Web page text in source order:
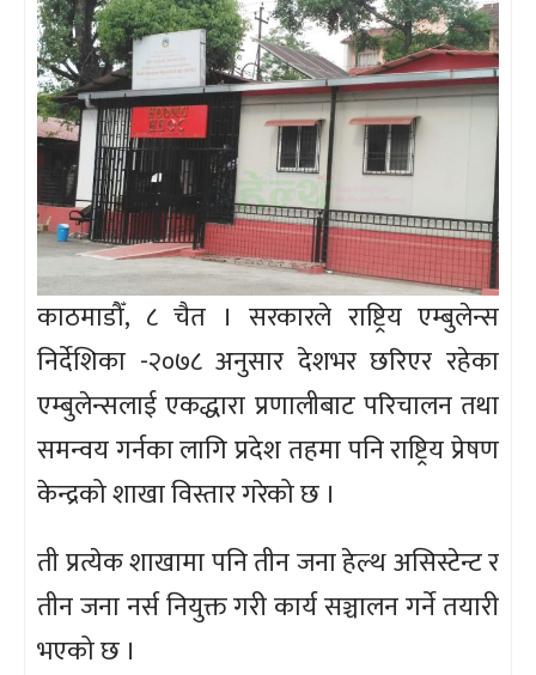
काठमाडौँ, ८ चैत । सरकारले राष्ट्रिय एम्बुलेन्स
निर्देशिका -२०७८ अनुसार देशभर छरिएर रहेका
एम्बुलेन्सलाई एकद्धारा प्रणालीबाट परिचालन तथा
समन्वय गर्नका लागि प्रदेश तहमा पनि राष्ट्रिय प्रेषण
केन्द्रको शाखा विस्तार गरेको छ ।
ती प्रत्येक शाखामा पनि तीन जना हेल्थ असिस्टेन्ट र
तीन जना नर्स नियुक्त गरी कार्य सञ्चालन गर्ने तयारी
भएको छ ।